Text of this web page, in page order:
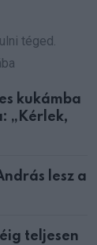
téged.
kukámba
„Kérlek,
lesz a
teljesen